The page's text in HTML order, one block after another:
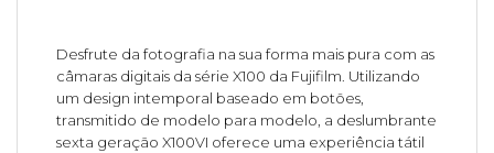
Desfrute da fotografia na sua forma mais pura com as
câmaras digitais da série X100 da Fujifilm. Utilizando
um design intemporal baseado em botões,
transmitido de modelo para modelo, a deslumbrante
sexta geração X100VI oferece uma experiência tátil